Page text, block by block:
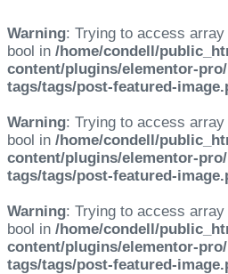
Warning: Trying to access
bool in /home/condell/
content/plugins/elementor-
tags/tags/post-featured-
Warning: Trying to access
bool in /home/condell/
content/plugins/elementor-
tags/tags/post-featured-
Warning: Trying to access
bool in /home/condell/
content/plugins/elementor-
tags/tags/post-featured-